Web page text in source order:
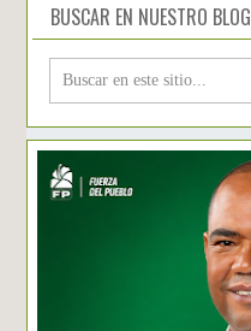
BUSCAR EN NUESTRO BLOG